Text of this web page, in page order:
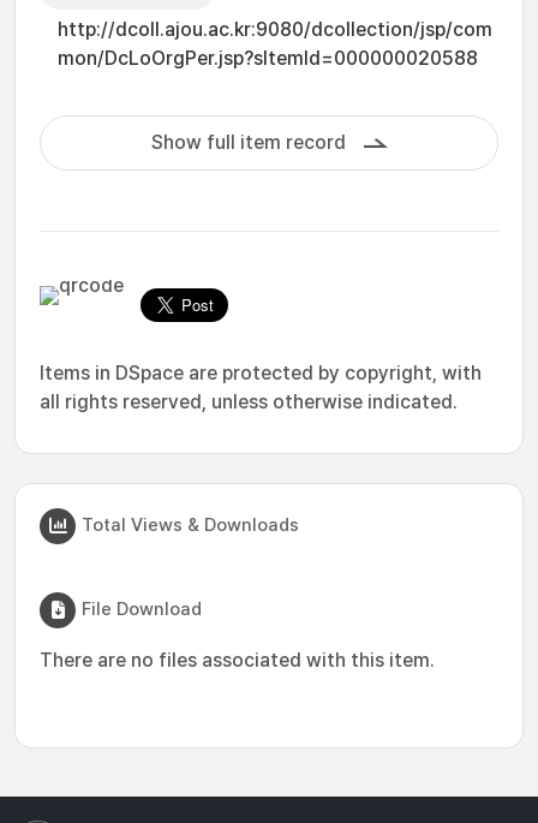
http://dcoll.ajou.ac.kr:9080/dcollection/jsp/com
mon/DcLoOrgPer.jsp?sItemId=000000020588
Show full item record
Items in DSpace are protected by copyright, with
all rights reserved, unless otherwise indicated.
Total Views & Downloads
File Download
There are no files associated with this item.